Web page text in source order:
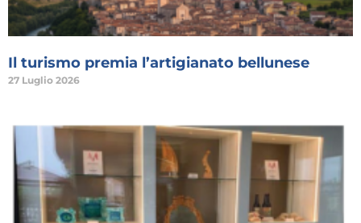
Il turismo premia l’artigianato bellunese
27 Luglio 2026